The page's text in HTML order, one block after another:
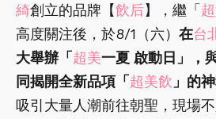
綺創立的品牌【飲后】，繼「
高度關注後，於8/1（六） 在台
大舉辦「 超美一夏 啟動日」，
同揭開全新品項「 超美飲 」的
吸引大量人潮前往朝聖，現場